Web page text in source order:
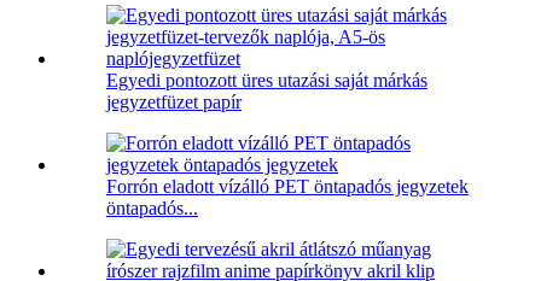
Egyedi pontozott üres utazási saját márkás
jegyzetfüzet papír
Forrón eladott vízálló PET öntapadós jegyzetek
öntapadós...